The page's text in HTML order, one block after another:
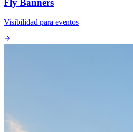
Fly Banners
Visibilidad para eventos